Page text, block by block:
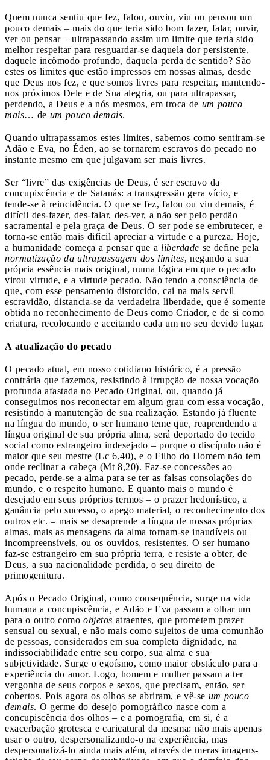
Quem nunca sentiu que fez, falou, ouviu, viu ou pensou um
pouco demais – mais do que teria sido bom fazer, falar, ouvir,
ver ou pensar – ultrapassando assim um limite que teria sido
melhor respeitar para resguardar-se daquela dor persistente,
daquele incômodo profundo, daquela perda de sentido? São
estes os limites que estão impressos em nossas almas, desde
que Deus nos fez, e que somos livres para respeitar, mantendo-
nos próximos Dele e de Sua alegria, ou para ultrapassar,
perdendo, a Deus e a nós mesmos, em troca de um pouco
mais… de um pouco demais.
Quando ultrapassamos estes limites, sabemos como sentiram-se
Adão e Eva, no Éden, ao se tornarem escravos do pecado no
instante mesmo em que julgavam ser mais livres.
Ser “livre” das exigências de Deus, é ser escravo da
concupiscência e de Satanás: a transgressão gera vício, e
tende-se à reincidência. O que se fez, falou ou viu demais, é
difícil des-fazer, des-falar, des-ver, a não ser pelo perdão
sacramental e pela graça de Deus. O ser pode se embrutecer, e
torna-se então mais difícil apreciar a virtude e a pureza. Hoje,
a humanidade começa a pensar que a liberdade se define pela
normatização da ultrapassagem dos limites, negando a sua
própria essência mais original, numa lógica em que o pecado
virou virtude, e a virtude pecado. Não tendo a consciência de
que, com esse pensamento distorcido, cai na mais servil
escravidão, distancia-se da verdadeira liberdade, que é somente
obtida no reconhecimento de Deus como Criador, e de si como
criatura, recolocando e aceitando cada um no seu devido lugar.
A atualização do pecado
O pecado atual, em nosso cotidiano histórico, é a pressão
contrária que fazemos, resistindo à irrupção de nossa vocação
profunda afastada no Pecado Original, ou, quando já
conseguimos nos reconectar em algum grau com essa vocação,
resistindo à manutenção de sua realização. Estando já fluente
na língua do mundo, o ser humano teme que, reaprendendo a
língua original de sua própria alma, será deportado do tecido
social como estrangeiro indesejado – porque o discípulo não é
maior que seu mestre (Lc 6,40), e o Filho do Homem não tem
onde reclinar a cabeça (Mt 8,20). Faz-se concessões ao
pecado, perde-se a alma para se ter as falsas consolações do
mundo, e o respeito humano. E quanto mais o mundo é
desejado em seus próprios termos – o prazer hedonístico, a
ganância pelo sucesso, o apego material, o reconhecimento dos
outros etc. – mais se desaprende a língua de nossas próprias
almas, mais as mensagens da alma tornam-se inaudíveis ou
incompreensíveis, ou os ouvidos, resistentes. O ser humano
faz-se estrangeiro em sua própria terra, e resiste a obter, de
Deus, a sua nacionalidade perdida, o seu direito de
primogenitura.
Após o Pecado Original, como consequência, surge na vida
humana a concupiscência, e Adão e Eva passam a olhar um
para o outro como objetos atraentes, que prometem prazer
sensual ou sexual, e não mais como sujeitos de uma comunhão
de pessoas, considerados em sua completa dignidade, na
indissociabilidade entre seu corpo, sua alma e sua
subjetividade. Surge o egoísmo, como maior obstáculo para a
experiência do amor. Logo, homem e mulher passam a ter
vergonha de seus corpos e sexos, que precisam, então, ser
cobertos. Pois agora os olhos se abriram, e vê-se um pouco
demais. O germe do desejo pornográfico nasce com a
concupiscência dos olhos – e a pornografia, em si, é a
exacerbação grotesca e caricatural da mesma: não mais apenas
usar o outro, despersonalizando-o na experiência, mas
despersonalizá-lo ainda mais além, através de meras imagens-